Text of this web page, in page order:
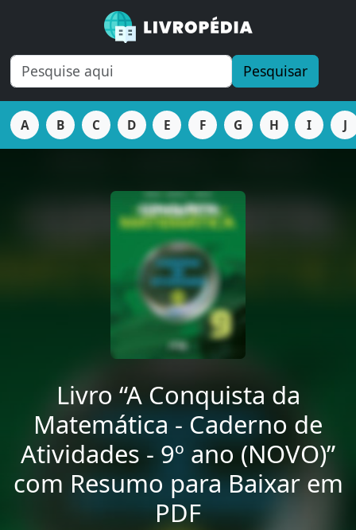
Pesquisar
A B C D E F G H I J
Livro “A Conquista da
Matemática - Caderno de
Atividades - 9º ano (NOVO)”
com Resumo para Baixar em
PDF